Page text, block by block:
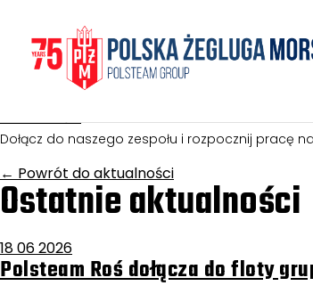
Chief Officer –
08 maja 2026
Aktualności
Dołącz do naszego zespołu i rozpocznij pracę
← Powrót do aktualności
Ostatnie aktualności
18 06 2026
Polsteam Roś dołącza do floty